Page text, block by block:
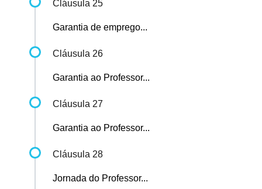
Cláusula 25
Garantia de emprego...
Cláusula 26
Garantia ao Professor...
Cláusula 27
Garantia ao Professor...
Cláusula 28
Jornada do Professor...